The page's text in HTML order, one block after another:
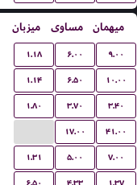
میزبان مساوی میهمان
۱.۱۸ ۶.۰۰ ۹.۰۰
۱.۱۴ ۶.۵۰ ۱۰.۰۰
۱.۸۰ ۳.۷۰ ۳.۴۰
۱۷.۰۰ ۴۱.۰۰
۱.۳۱ ۵.۰۰ ۷.۰۰